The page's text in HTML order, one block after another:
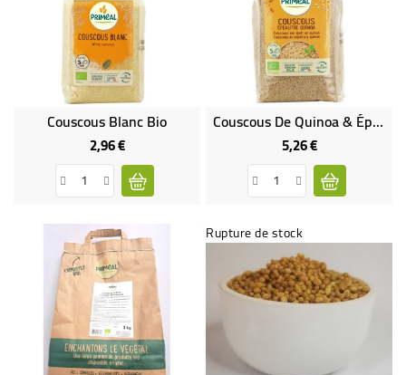
Couscous Blanc Bio
2,96 €Prix
Couscous De Quinoa & Épeautre Bio
5,26 €Prix
Rupture de stock